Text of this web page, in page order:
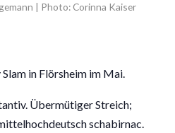
| Photo: Corinna Kaiser
in Flörsheim im Mai.
Übermütiger Streich;
schabirnac.